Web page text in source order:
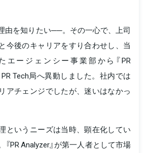
由を知りたい──。その一心で、上司
今後のキャリアをすり合わせし、当
エージェンシー事業部から『PR
PR Tech局へ異動しました。社内では
アチェンジでしたが、迷いはなかっ
というニーズは当時、顕在化してい
PR Analyzer』が第一人者として市場